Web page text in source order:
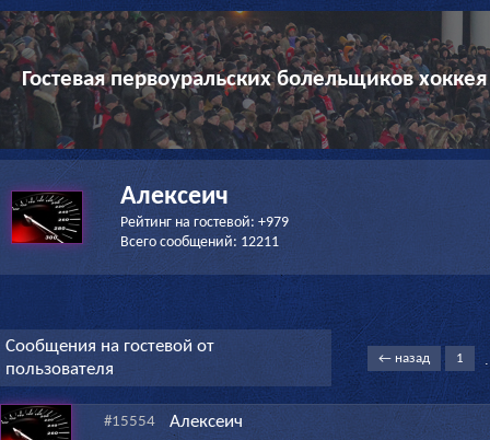
Гостевая первоуральских болельщиков
Алексеич
Рейтинг на гостевой: +979
Всего сообщений: 12211
Сообщения на гостевой от
пользователя
← назад 1
#15554 Алексеич